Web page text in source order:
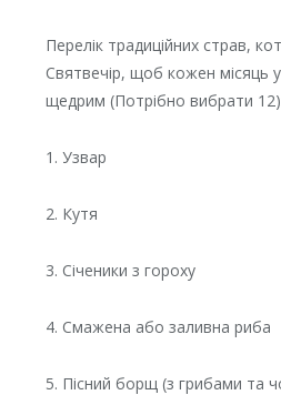
Перелік традиційних страв,
Святвечір, щоб кожен місяць
щедрим (Потрібно вибрати
1. Узвар
2. Кутя
3. Січеники з гороху
4. Смажена або заливна риба
5. Пісний борщ (з грибами та